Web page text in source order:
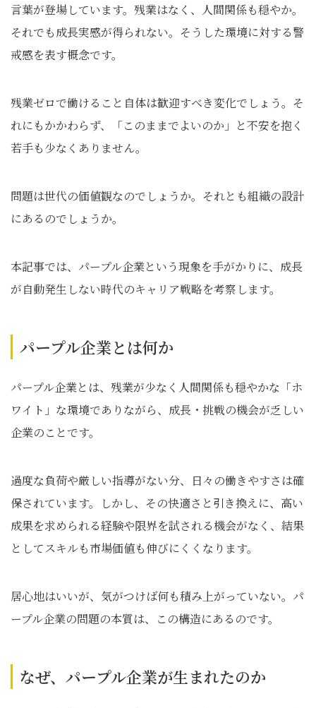
言葉が登場しています。残業はなく、人間関係も穏やか。
それでも成長実感が得られない。そうした環境に対する警
戒感を表す概念です。
残業ゼロで働けること自体は歓迎すべき変化でしょう。そ
れにもかかわらず、「このままでよいのか」と不安を抱く
若手も少なくありません。
問題は世代の価値観なのでしょうか。それとも組織の設計
にあるのでしょうか。
本記事では、パープル企業という現象を手がかりに、成長
が自動発生しない時代のキャリア戦略を考察します。
パープル企業とは何か
パープル企業とは、残業が少なく人間関係も穏やかな「ホ
ワイト」な環境でありながら、成長・挑戦の機会が乏しい
企業のことです。
過度な負荷や厳しい指導がない分、日々の働きやすさは確
保されています。しかし、その快適さと引き換えに、高い
成果を求められる経験や限界を試される機会がなく、結果
としてスキルも市場価値も伸びにくくなります。
居心地はいいが、気がつけば何も積み上がっていない。パ
ープル企業の問題の本質は、この構造にあるのです。
なぜ、パープル企業が生まれたのか